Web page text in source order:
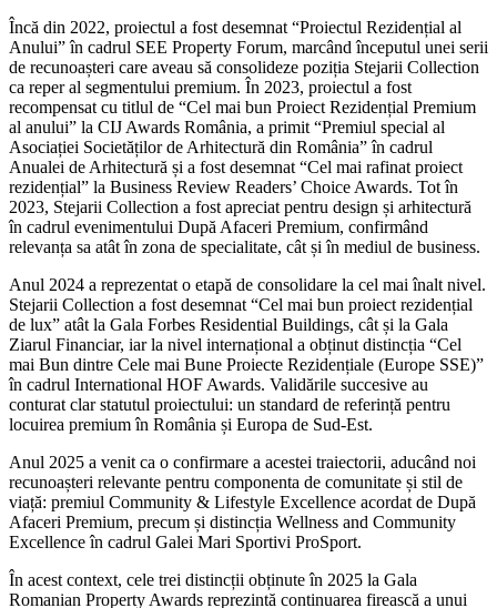
Încă din 2022, proiectul a fost desemnat “Proiectul Rezidențial al
Anului” în cadrul SEE Property Forum, marcând începutul unei serii
de recunoașteri care aveau să consolideze poziția Stejarii Collection
ca reper al segmentului premium. În 2023, proiectul a fost
recompensat cu titlul de “Cel mai bun Proiect Rezidențial Premium
al anului” la CIJ Awards România, a primit “Premiul special al
Asociației Societăților de Arhitectură din România” în cadrul
Anualei de Arhitectură și a fost desemnat “Cel mai rafinat proiect
rezidențial” la Business Review Readers’ Choice Awards. Tot în
2023, Stejarii Collection a fost apreciat pentru design și arhitectură
în cadrul evenimentului După Afaceri Premium, confirmând
relevanța sa atât în zona de specialitate, cât și în mediul de business.
Anul 2024 a reprezentat o etapă de consolidare la cel mai înalt nivel.
Stejarii Collection a fost desemnat “Cel mai bun proiect rezidențial
de lux” atât la Gala Forbes Residential Buildings, cât și la Gala
Ziarul Financiar, iar la nivel internațional a obținut distincția “Cel
mai Bun dintre Cele mai Bune Proiecte Rezidențiale (Europe SSE)”
în cadrul International HOF Awards. Validările succesive au
conturat clar statutul proiectului: un standard de referință pentru
locuirea premium în România și Europa de Sud-Est.
Anul 2025 a venit ca o confirmare a acestei traiectorii, aducând noi
recunoașteri relevante pentru componenta de comunitate și stil de
viață: premiul Community & Lifestyle Excellence acordat de După
Afaceri Premium, precum și distincția Wellness and Community
Excellence în cadrul Galei Mari Sportivi ProSport.
În acest context, cele trei distincții obținute în 2025 la Gala
Romanian Property Awards reprezintă continuarea firească a unui